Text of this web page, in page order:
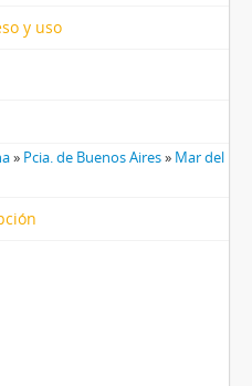
simple] Foto 044, 1925-1935
simple] Foto 045, 1925-1935
simple] Foto 046, 1925-1935
simple] Foto 049, 1925-1935
simple] Foto 050, 1925-1935
simple] Foto 051, 1925-1935
simple] Foto 053, 1925-1935
simple] Foto 054, 1925-1935
simple] Foto 055, 1925-1935
simple] Foto 056, 1925-1935
simple] Foto 057, 1925-1935
y uso
» Pcia. de Buenos Aires» Mar del